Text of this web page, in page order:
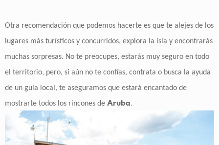
Otra recomendación que podemos hacerte es que te alejes de los
lugares más turísticos y concurridos, explora la isla y encontrarás
muchas sorpresas. No te preocupes, estarás muy seguro en todo
el territorio, pero, si aún no te confías, contrata o busca la ayuda
de un guía local, te aseguramos que estará encantado de
mostrarte todos los rincones de Aruba.